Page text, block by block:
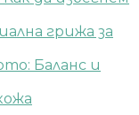
грижа за
Баланс и